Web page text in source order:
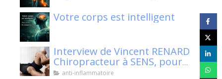
Votre corps est intelligent
Interview de Vincent RENARD
Chiropracteur à SENS, pour
Klaser.
anti-inflammatoire